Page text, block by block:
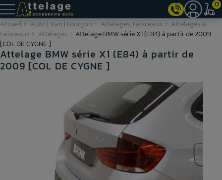
0
Accueil
Auto | Van | Fourgon Attelages, Faisceaux
Attelages &
Faisceaux
Attelages
Attelage BMW série X1 (E84) à partir de 2009
[COL DE CYGNE ]
Attelage BMW série X1 (E84) à partir de
2009 [COL DE CYGNE ]